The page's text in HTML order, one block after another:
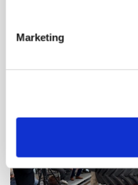
Marketing
Prisgab på 20